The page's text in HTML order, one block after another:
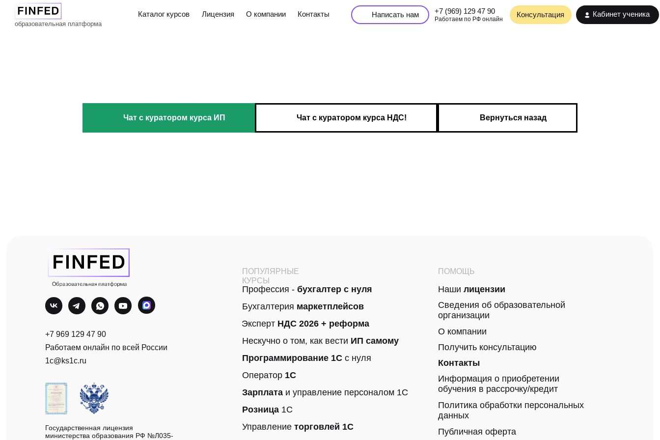
Каталог курсов Лицензия Контакты
О компании Кабинет ученика
Написать нам Консультация
+7 (969) 129 47 90
Работаем по РФ онлайн
образовательная платформа
Чат с куратором курса ИП Чат с куратором курса НДС! Вернуться назад
ПОПУЛЯРНЫЕ
КУРСЫ
Государственная лицензия
министерства образования РФ №Л035-
ПОМОЩЬ
Наши лицензии
Сведения об образовательной
организации
О компании
Получить консультацию
Контакты
Информация о приобретении
обучения в рассрочку/кредит
Политика обработки персональных
данных
Профессия - бухгалтер с нуля
Эксперт НДС 2026 + реформа
Бухгалтерия маркетплейсов
Нескучно о том, как вести ИП самому
Программирование 1С с нуля
Оператор 1С
Зарплата и управление персоналом 1С
Розница 1С
Управление торговлей 1С
1c@ks1c.ru
Работаем онлайн по всей России
+7 969 129 47 90
Публичная оферта